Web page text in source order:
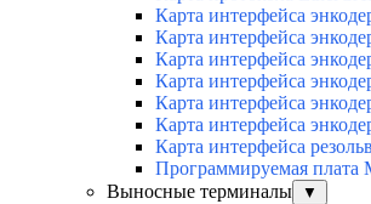
Карта интерфейса
Карта интерфейса
Карта интерфейса
Карта интерфейса
Карта интерфейса
Карта интерфейса
Карта интерфейса
Программируемая плата
Выносные терминалы
▼